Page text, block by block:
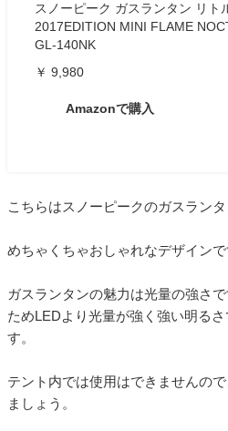
スノーピーク ガスランタン リト
2017EDITION MINI FLAME
GL-140NK
￥ 9,980
Amazonで購入
こちらはスノーピークのガスランタ
めちゃくちゃおしゃれなデザインで
ガスランタンの魅力は光量の強さ
ためLEDより光量が強く強い明る
す。
テント内では使用はできませんの
ましょう。